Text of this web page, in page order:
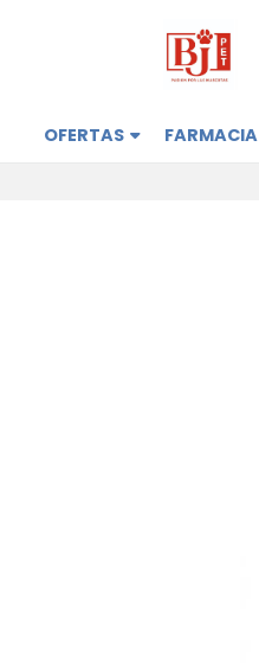
OFERTAS FARMACIA